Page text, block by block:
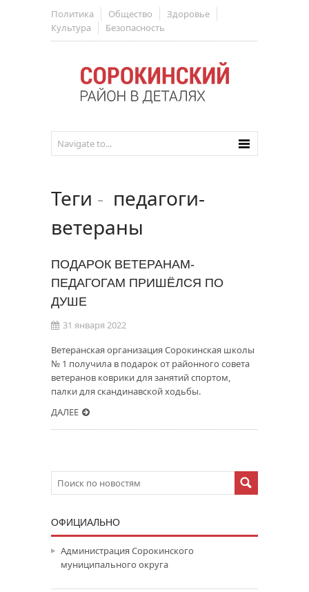
Политика Общество
Здоровье
Культура
Безопасность
Теги - педагоги-
ветераны
ПОДАРОК ВЕТЕРАНАМ-
ПЕДАГОГАМ ПРИШЁЛСЯ ПО
ДУШЕ
31 января 2022
Ветеранская организация Сорокинская школы
№ 1 получила в подарок от районного совета
ветеранов коврики для занятий спортом,
палки для скандинавской ходьбы.
ДАЛЕЕ
ОФИЦИАЛЬНО
Администрация Сорокинского
муниципального округа